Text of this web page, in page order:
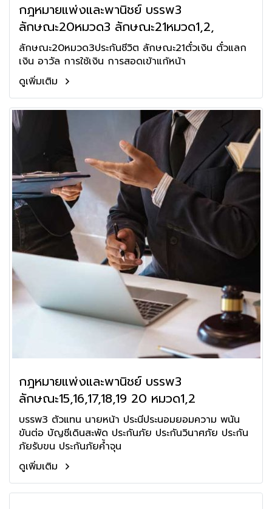
กฎหมายแพ่งและพานิชย์ บรรพ3
ลักษณะ20หมวด3 ลักษณะ21หมวด1,2,
ลักษณะ20หมวด3ประกันชีวิต ลักษณะ21ตั๋วเงิน ตั๋วแลก
เงิน อาวัล การใช้เงิน การสอดเข้าแก้หน้า
ดูเพิ่มเติม
กฎหมายแพ่งและพานิชย์ บรรพ3
ลักษณะ15,16,17,18,19 20 หมวด1,2
บรรพ3 ตัวแทน นายหน้า ประนีประนอมยอมความ พนัน
ขันต่อ บัญชีเดินสะพัด ประกันภัย ประกันวินาศภัย ประกัน
ภัยรับขน ประกันภัยค้ำจุน
ดูเพิ่มเติม